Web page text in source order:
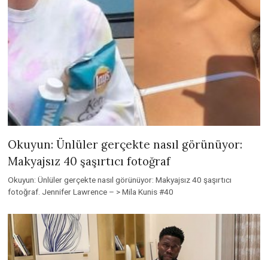
Okuyun: Ünlüler gerçekte nasıl görünüyor:
Makyajsız 40 şaşırtıcı fotoğraf
Okuyun: Ünlüler gerçekte nasıl görünüyor: Makyajsız 40 şaşırtıcı
fotoğraf. Jennifer Lawrence – > Mila Kunis #40